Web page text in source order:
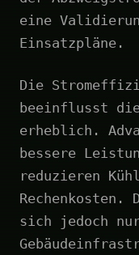
eine
Einsatzpläne.
Die
beeinflusst die
erheblich.
bessere
reduzieren
sich jedoch